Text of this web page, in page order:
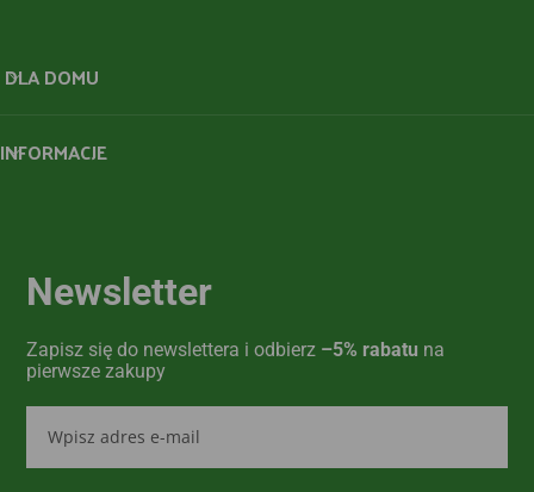
DLA DOMU
INFORMACJE
Newsletter
Zapisz się do newslettera i odbierz –5% rabatu na
pierwsze zakupy